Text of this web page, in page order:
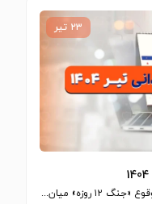
۲۳ تیر
در تیر ۱۴۰۴، هم‌زمان با تشدید تنش‌ها و وقوع «جنگ ۱۲ روزه» میان ایران…